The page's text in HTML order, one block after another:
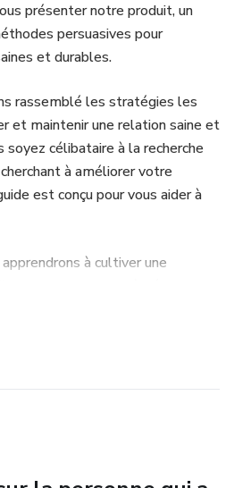
présenter notre produit, un
persuasives pour
et durables.
rassemblé les stratégies les
et maintenir une relation saine et
soyez célibataire à la recherche
à améliorer votre
est conçu pour vous aider à
à cultiver une
forte et séduisante. Nous vous
clairement et à
également des techniques de